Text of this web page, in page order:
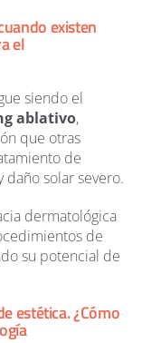
existen
el
siendo el
ablativo,
que otras
de
daño solar severo.
dermatológica
de
su potencial de
estética. ¿Cómo